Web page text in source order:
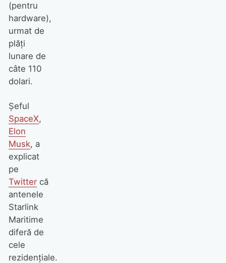
(pentru
hardware),
urmat de
plăți
lunare de
câte 110
dolari.
Șeful
SpaceX,
Elon
Musk, a
explicat
pe
Twittercă
antenele
Starlink
Maritime
diferă de
cele
rezidențiale.